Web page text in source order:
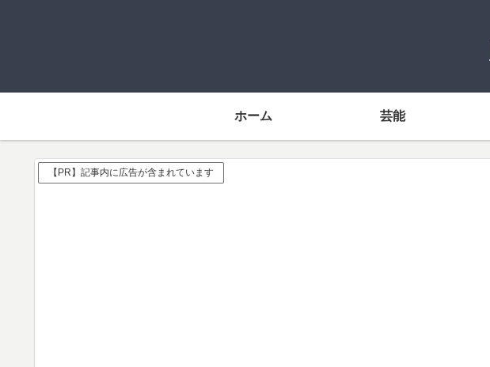
ホーム 芸能
【PR】記事内に広告が含まれています